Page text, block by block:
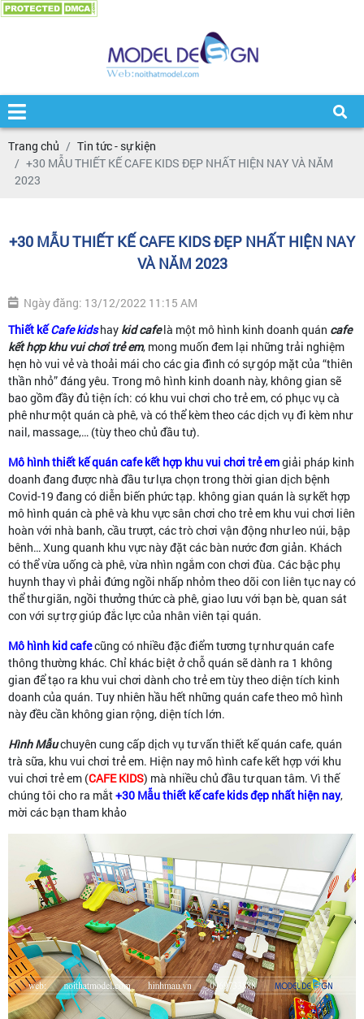
Trang chủ
Tin tức - sự kiện
+30 MẪU THIẾT KẾ CAFE KIDS ĐẸP NHẤT HIỆN NAY VÀ NĂM
2023
+30 MẪU THIẾT KẾ CAFE KIDS ĐẸP NHẤT HIỆN NAY
VÀ NĂM 2023
Ngày đăng: 13/12/2022 11:15 AM
Thiết kếCafe kidshay kid cafelà một mô hình kinh doanh quán cafe
kết hợp khu vui chơi trẻ em, mong muốn đem lại những trải nghiệm
hẹn hò vui vẻ và thoải mái cho các gia đình có sự góp mặt của “thiên
thần nhỏ” đáng yêu. Trong mô hình kinh doanh này, không gian sẽ
bao gồm đầy đủ tiện ích: có khu vui chơi cho trẻ em, có phục vụ cà
phê như một quán cà phê, và có thể kèm theo các dịch vụ đi kèm như
nail, massage,… (tùy theo chủ đầu tư).
Mô hình thiết kế quán cafe kết hợp khu vui chơi trẻ emgiải pháp kinh
doanh đang được nhà đầu tư lựa chọn trong thời gian dịch bệnh
Covid-19 đang có diễn biến phức tạp. không gian quán là sự kết hợp
mô hình quán cà phê và khu vực sân chơi cho trẻ em khu vui chơi liên
hoàn với nhà banh, cầu trượt, các trò chơi vận động như leo núi, bập
bênh… Xung quanh khu vực này đặt các bàn nước đơn giản. Khách
có thể vừa uống cà phê, vừa nhìn ngắm con chơi đùa. Các bậc phụ
huynh thay vì phải đứng ngồi nhấp nhỏm theo dõi con liên tục nay có
thể thư giãn, ngồi thưởng thức cà phê, giao lưu với bạn bè, quan sát
con với sự trợ giúp đắc lực của nhân viên tại quán.
Mô hình kid cafecũng có nhiều đặc điểm tương tự như quán cafe
thông thường khác. Chỉ khác biệt ở chỗ quán sẽ dành ra 1 không
gian để tạo ra khu vui chơi dành cho trẻ em tùy theo diện tích kinh
doanh của quán. Tuy nhiên hầu hết những quán cafe theo mô hình
này đều cần không gian rộng, diện tích lớn.
Hình Mẫuchuyên cung cấp dịch vụ tư vấn thiết kế quán cafe, quán
trà sữa, khu vui chơi trẻ em. Hiện nay mô hình cafe kết hợp với khu
vui chơi trẻ em (CAFE KIDS) mà nhiều chủ đầu tư quan tâm. Vì thế
chúng tôi cho ra mắt+30 Mẫu thiết kế cafe kids đẹp nhất hiện nay,
mời các bạn tham khảo